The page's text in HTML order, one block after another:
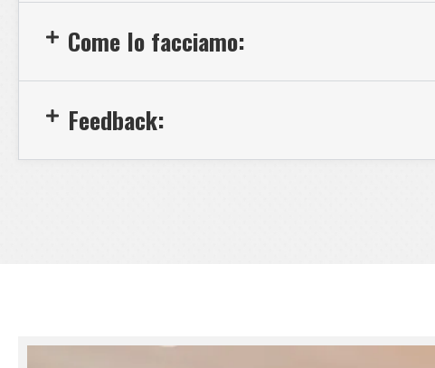
Come lo facciamo:
Feedback: